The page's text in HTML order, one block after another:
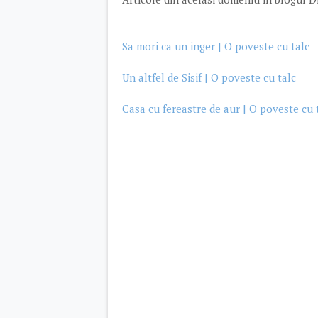
Sa mori ca un inger | O poveste cu talc
Un altfel de Sisif | O poveste cu talc
Casa cu fereastre de aur | O poveste cu